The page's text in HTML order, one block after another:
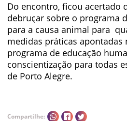
Do encontro, ficou acertado
debruçar sobre o programa
para a causa animal para
medidas práticas
programa de educação
conscientização para todas
de Porto Alegre.
Compartilhe: